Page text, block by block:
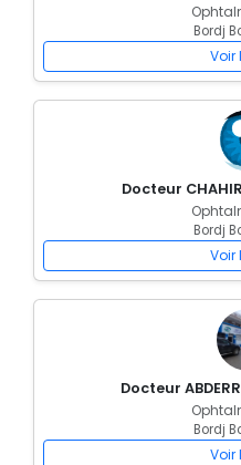
Bordj
Voir
Docteur
Bordj
Voir
Docteur
Bordj
Voir